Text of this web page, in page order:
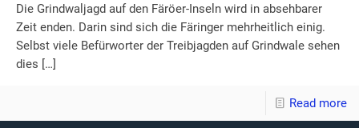
Die Grindwaljagd auf den Färöer-Inseln wird in absehbarer
Zeit enden. Darin sind sich die Färinger mehrheitlich einig.
Selbst viele Befürworter der Treibjagden auf Grindwale sehen
dies […]
Read more